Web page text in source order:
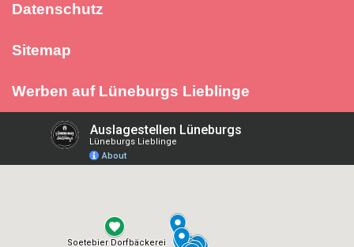
Datenschutz
Sitemap
Werben auf Lüneburgs Lieblinge